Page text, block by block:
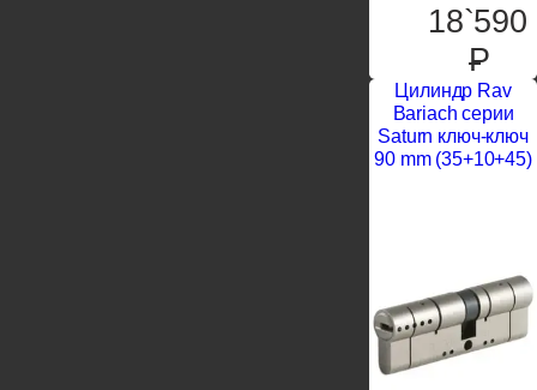
18`590
P
Цилиндр Rav
Bariach серии
Saturn ключ-ключ
90 mm (35+10+45)